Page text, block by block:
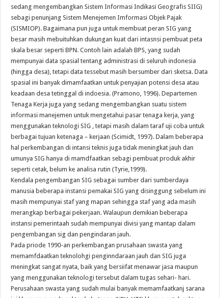
sedang mengembangkan Sistem Informasi Indikasi Geografis SIIG)
sebagi penunjang Sistem Menejemen Imformasi Objek Pajak
(SISMIOP). Bagaimana pun juga untuk membuat peran SIG yang
besar masih mebuituhkan dukungan kuat dari intasnsi pembuat peta
skala besar seperti BPN. Contoh lain adalah BPS, yang sudah
mempunyai data spasial tentang administrasi di seluruh indonesia
(hingga desa), tetapi data tessebut masih bersumber dari sketsa. Data
spasial ini banyak dimamfaatkan untuk penyajian potensi desa atau
keadaan desa tetinggal di indoesia. (Pramono, 1996). Departemen
Tenaga Kerja juga yang sedang mengembangkan suatu sistem
informasi manejemen untuk mengetahui pasar tenaga kerja, yang
menggunakan teknologi SIG , tetapi masih dalam taraf uji coba untuk
berbagai tujuan ketenaga – kerjaan (Scimidt, 1997). Dalam beberapa
hal perkembangan di intansi teknis juga tidak meningkat jauh dan
umunya SIG hanya di mamdfaatkan sebagi pembuat produk akhir
seperti cetak, belum ke analisa rutin (Tyrie,1999).
Kendala pengembangan SIG sebagai sumber dari sumberdaya
manusia beberapa instansi pemakai SIG yang disinggung sebelum ini
masih mempunyai staf yang mapan sehingga staf yang ada masih
merangkap berbagai pekerjaan. Walaupun demikian beberapa
instansi pemerintaah sudah mempunyai divisi yang mantap dalam
pengembangan sig dan pengindaran jauh.
Pada priode 1990-an perkembangan prusahaan swasta yang
memamfdaatkan teknolohgi penginndaraan jauh dan SIG juga
meningkat sangat nyata, baik yang bersiifat menawar jasa maupun
yang menggunakan teknologi tersebut dalam tugas sehari- hari.
Perusahaan swasta yang sudah mulai banyak memamfaatkanj sarana